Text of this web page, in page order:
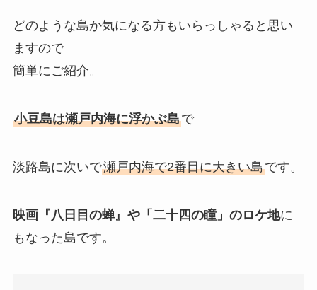
どのような島か気になる方もいらっしゃると思い
ますので
簡単にご紹介。
小豆島は瀬戸内海に浮かぶ島で
淡路島に次いで瀬戸内海で2番目に大きい島です。
映画『八日目の蝉』や「二十四の瞳」のロケ地に
もなった島です。